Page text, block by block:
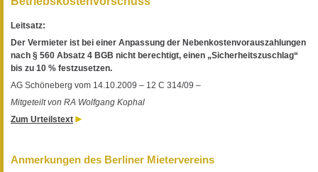
Leitsatz:
Der Vermieter ist bei einer Anpassung der Nebenkostenvorauszahlungen
nach § 560 Absatz 4 BGB nicht berechtigt, einen „Sicherheitszuschlag“
bis zu 10 % festzusetzen.
AG Schöneberg vom 14.10.2009 – 12 C 314/09 –
Mitgeteilt von RA Wolfgang Kophal
Zum Urteilstext
Anmerkungen des Berliner Mietervereins